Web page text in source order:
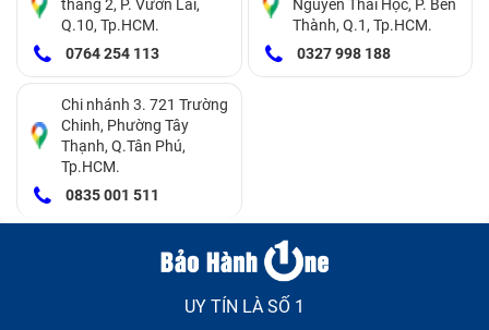
cao gấp nhiều lần so với các ổ SATA SSD truyền thống.
Tốc độ đọc và ghi của NVMe SSD có thể lên đến 3,000
tháng 2, P. Vườn Lài,
Q.10, Tp.HCM.
0764 254 113
Nguyễn Thái Học, P. Bến
Thành, Q.1, Tp.HCM.
0327 998 188
Chi nhánh 3. 721 Trường
Chinh, Phường Tây
Thạnh, Q.Tân Phú,
Tp.HCM.
0835 001 511
UY TÍN LÀ SỐ 1